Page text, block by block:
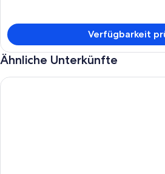
Verfügbarkeit
Ähnliche Unterkünfte
Country Cottage Delight in the